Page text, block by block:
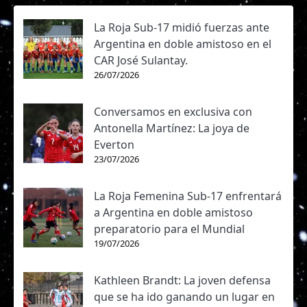
Regular,
2026
09/05/2026
D. Iquique
Liga
Femenina,
2026
Liga
Femenina,
Fase
2026
5
Liga
Femenina,
Fase
Regular,
3
27/03/2026
15:00
Huachipato
Liga
Femenina,
Fase
21/03/2026
Palestino
La Roja Sub-17 midió fuerzas ante
Argentina en doble amistoso en el
CAR José Sulantay.
26/07/2026
Conversamos en exclusiva con
Antonella Martínez: La joya de
Everton
23/07/2026
La Roja Femenina Sub-17 enfrentará
a Argentina en doble amistoso
preparatorio para el Mundial
19/07/2026
Kathleen Brandt: La joven defensa
que se ha ido ganando un lugar en